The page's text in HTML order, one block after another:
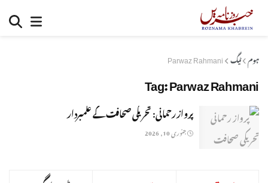
ہوم ٹیگ Parwaz Rahmani
Tag:Parwaz Rahmani
پرواز رحمانی: تحریکی صحافت کے علمبردار
جنوری 10, 2026